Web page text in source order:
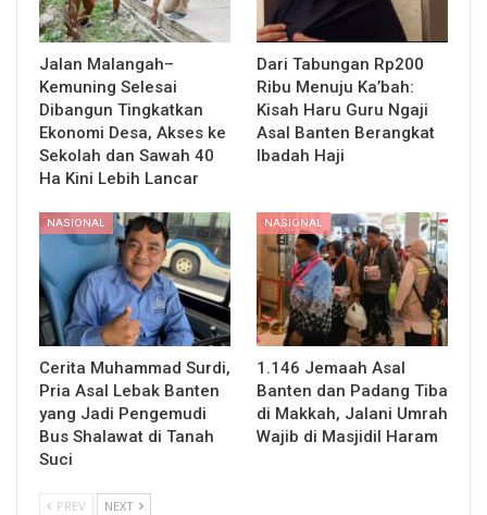
Jalan Malangah–
Kemuning Selesai
Dibangun Tingkatkan
Ekonomi Desa, Akses ke
Sekolah dan Sawah 40
Ha Kini Lebih Lancar
Dari Tabungan Rp200
Ribu Menuju Ka’bah:
Kisah Haru Guru Ngaji
Asal Banten Berangkat
Ibadah Haji
NASIONAL
Cerita Muhammad Surdi,
Pria Asal Lebak Banten
yang Jadi Pengemudi
Bus Shalawat di Tanah
Suci
NASIONAL
1.146 Jemaah Asal
Banten dan Padang Tiba
di Makkah, Jalani Umrah
Wajib di Masjidil Haram
PREV NEXT